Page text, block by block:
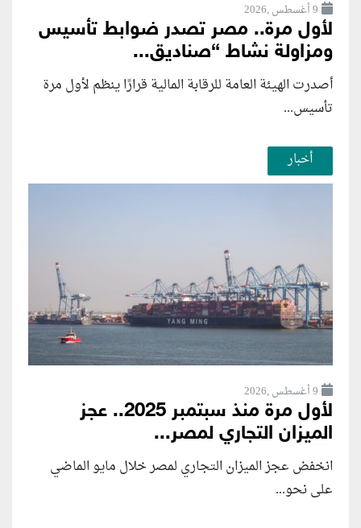
9 أغسطس ,2026
لأول مرة.. مصر تصدر ضوابط تأسيس
ومزاولة نشاط “صناديق...
أصدرت الهيئة العامة للرقابة المالية قرارًا ينظم لأول مرة
تأسيس...
أخبار
9 أغسطس ,2026
لأول مرة منذ سبتمبر 2025.. عجز
الميزان التجاري لمصر...
انخفض عجز الميزان التجاري لمصر خلال مايو الماضي
على نحو...